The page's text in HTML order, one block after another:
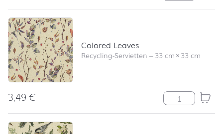
Colored Leaves
Recycling-Servietten –33 cm×33 cm
3,49€ Colored